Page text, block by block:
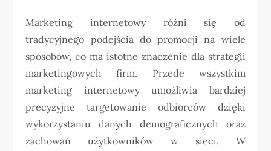
Marketing internetowy różni się od
tradycyjnego podejścia do promocji na wiele
sposobów, co ma istotne znaczenie dla strategii
marketingowych firm. Przede wszystkim
marketing internetowy umożliwia bardziej
precyzyjne targetowanie odbiorców dzięki
wykorzystaniu danych demograficznych oraz
zachowań użytkowników w sieci. W